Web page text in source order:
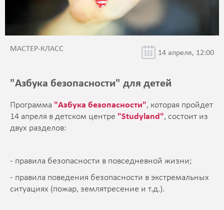
МАСТЕР-КЛАСС 14 апреля, 12:00
"Азбука безопасности" для детей
Программа "Азбука безопасности", которая пройдет
14 апреля в детском центре "Studyland", состоит из
двух разделов:
- правила безопасности в повседневной жизни;
- правила поведения безопасности в экстремальных
ситуациях (пожар, землятресение и т.д.).